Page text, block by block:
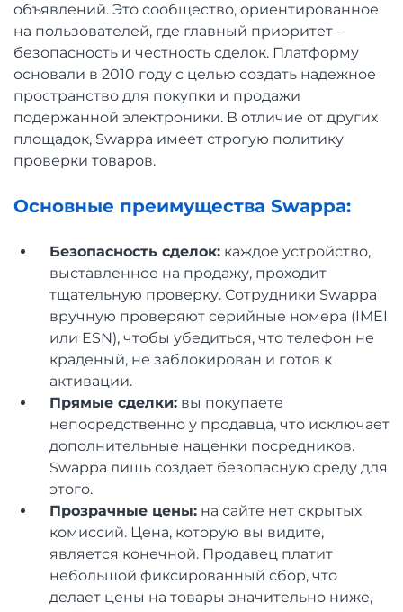
объявлений. Это сообщество, ориентированное
на пользователей, где главный приоритет –
безопасность и честность сделок. Платформу
основали в 2010 году с целью создать надежное
пространство для покупки и продажи
подержанной электроники. В отличие от других
площадок, Swappa имеет строгую политику
проверки товаров.
Основные преимущества Swappa:
Безопасность сделок: каждое устройство,
выставленное на продажу, проходит
тщательную проверку. Сотрудники Swappa
вручную проверяют серийные номера (IMEI
или ESN), чтобы убедиться, что телефон не
краденый, не заблокирован и готов к
активации.
Прямые сделки: вы покупаете
непосредственно у продавца, что исключает
дополнительные наценки посредников.
Swappa лишь создает безопасную среду для
этого.
Прозрачные цены: на сайте нет скрытых
комиссий. Цена, которую вы видите,
является конечной. Продавец платит
небольшой фиксированный сбор, что
делает цены на товары значительно ниже,